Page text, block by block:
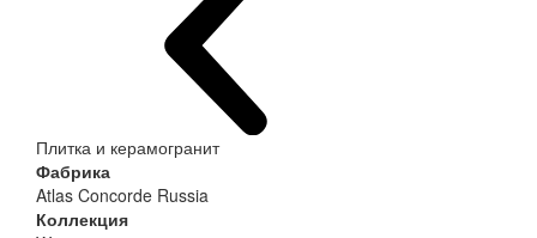
Плитка и керамогранит
Фабрика
Atlas Concorde Russia
Коллекция